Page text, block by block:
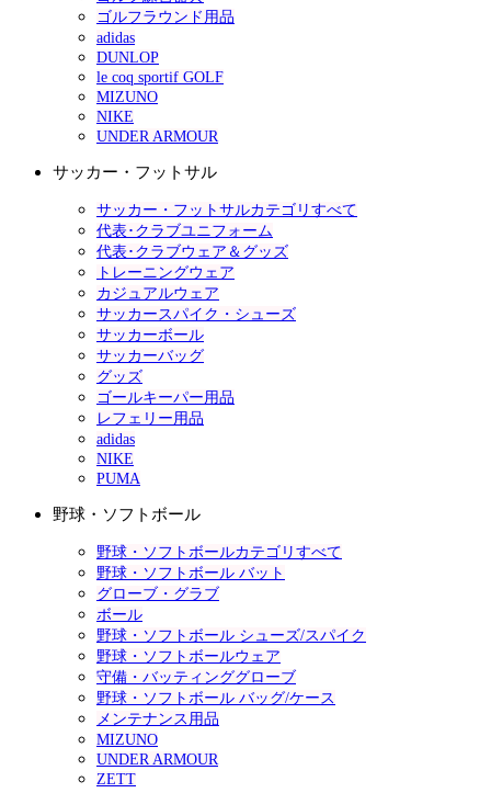
ゴルフラウンド用品
adidas
DUNLOP
le coq sportif GOLF
MIZUNO
NIKE
UNDER ARMOUR
サッカー・フットサル
サッカー・フットサルカテゴリすべて
代表･クラブユニフォーム
代表･クラブウェア＆グッズ
トレーニングウェア
カジュアルウェア
サッカースパイク・シューズ
サッカーボール
サッカーバッグ
グッズ
ゴールキーパー用品
レフェリー用品
adidas
NIKE
PUMA
野球・ソフトボール
野球・ソフトボールカテゴリすべて
野球・ソフトボール バット
グローブ・グラブ
ボール
野球・ソフトボール シューズ/スパイク
野球・ソフトボールウェア
守備・バッティンググローブ
野球・ソフトボール バッグ/ケース
メンテナンス用品
MIZUNO
UNDER ARMOUR
ZETT